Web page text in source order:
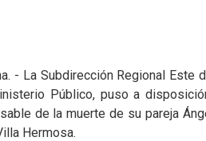
- La Subdirección Regional Este
Público, puso a
de la muerte de su pareja
Hermosa.